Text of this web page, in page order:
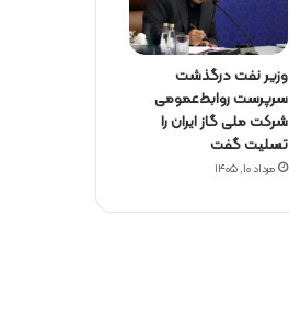
وزیر نفت درگذشت
سرپرست روابط‌عمومی
شرکت ملی گاز ایران را
تسلیت گفت
مرداد ۱۰, ۱۴۰۵